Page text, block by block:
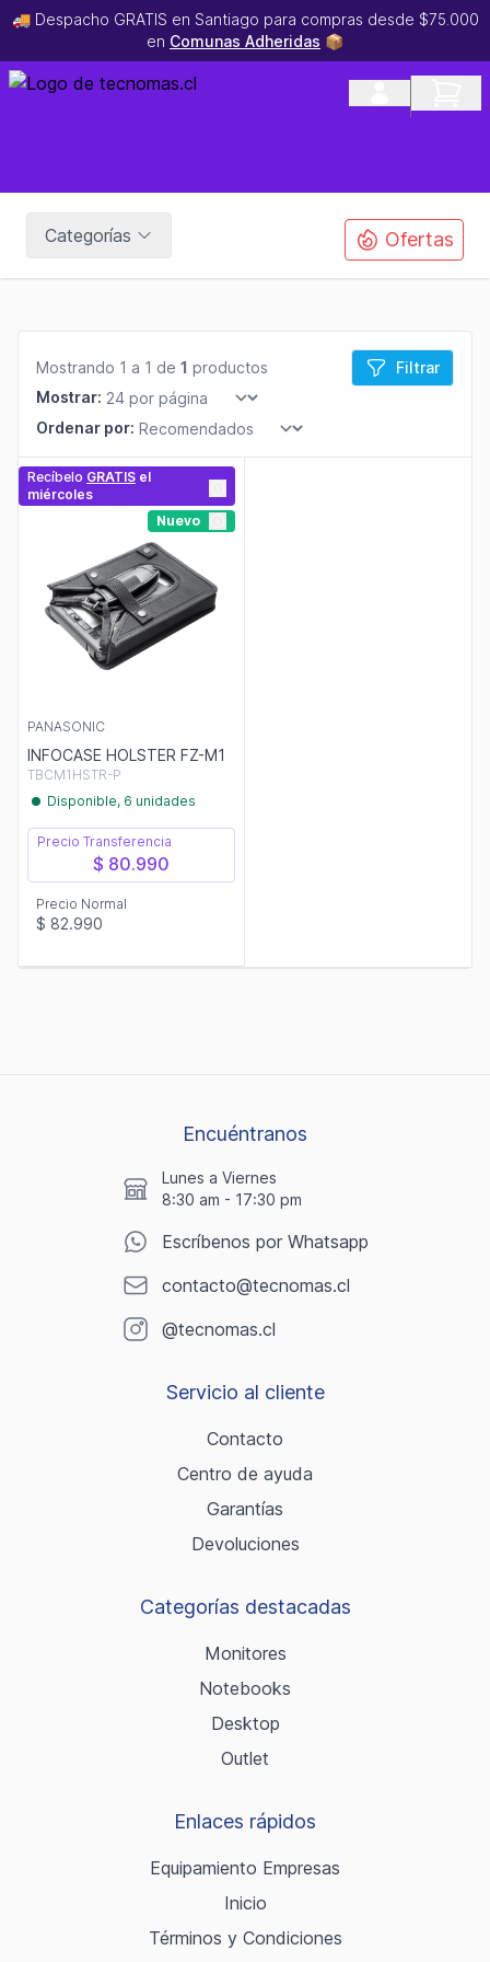
🚚 Despacho GRATIS en Santiago para compras desde $75.000
en Comunas Adheridas 📦
Categorías Ofertas
Mostrando 1 a 1 de 1 productos
Filtrar
Mostrar:
Ordenar por:
Recíbelo GRATIS el
miércoles
Nuevo
PANASONIC
INFOCASE HOLSTER FZ-M1
TBCM1HSTR-P
Disponible, 6 unidades
Precio Transferencia
$ 80.990
Precio Normal
$ 82.990
Encuéntranos
Lunes a Viernes
8:30 am - 17:30 pm
Escríbenos por Whatsapp
contacto@tecnomas.cl
@tecnomas.cl
Servicio al cliente
Contacto
Centro de ayuda
Garantías
Devoluciones
Categorías destacadas
Monitores
Notebooks
Desktop
Outlet
Enlaces rápidos
Equipamiento Empresas
Inicio
Términos y Condiciones